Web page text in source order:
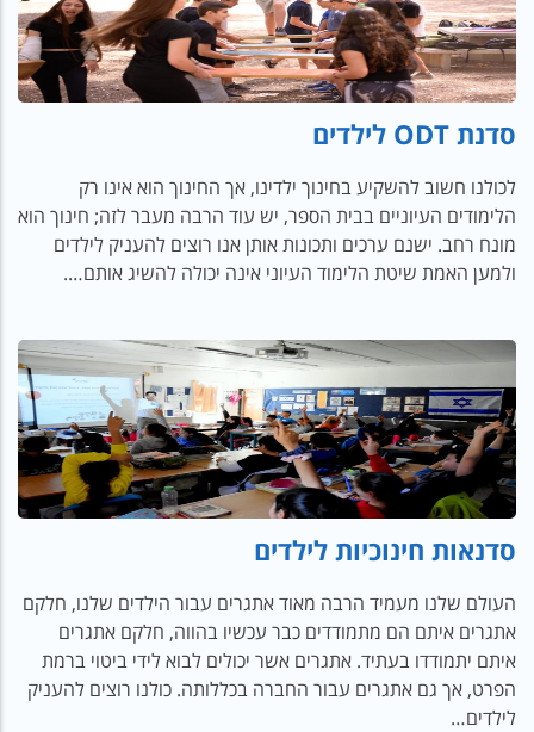
סדנת ODT לילדים
לכולנו חשוב להשקיע בחינוך ילדינו, אך החינוך הוא אינו רק
הלימודים העיוניים בבית הספר, יש עוד הרבה מעבר לזה; חינוך הוא
מונח רחב. ישנם ערכים ותכונות אותן אנו רוצים להעניק לילדים
ולמען האמת שיטת הלימוד העיוני אינה יכולה להשיג אותם….
סדנאות חינוכיות לילדים
העולם שלנו מעמיד הרבה מאוד אתגרים עבור הילדים שלנו, חלקם
אתגרים איתם הם מתמודדים כבר עכשיו בהווה, חלקם אתגרים
איתם יתמודדו בעתיד. אתגרים אשר יכולים לבוא לידי ביטוי ברמת
הפרט, אך גם אתגרים עבור החברה בכללותה. כולנו רוצים להעניק
לילדים…